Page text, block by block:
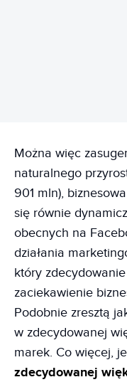
Można więc
naturalnego
901 mln),
się równie
obecnych na
działania
który
zaciekawienie
Podobnie zresztą
w zdecydowanej
marek. Co więcej,
zdecydowanej